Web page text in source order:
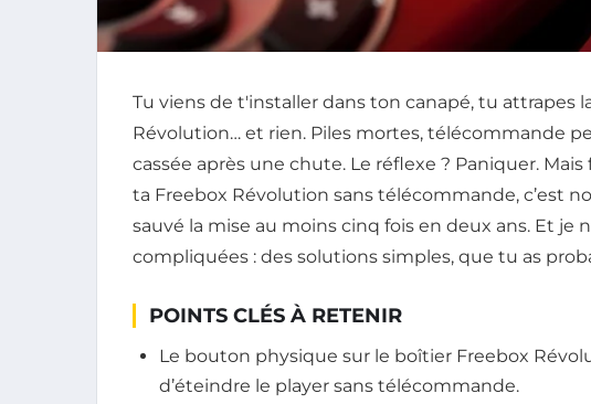
Tu viens de t'installer dans ton canapé, tu attrapes
Révolution… et rien. Piles mortes, télécommande
cassée après une chute. Le réflexe ? Paniquer.
ta Freebox Révolution sans télécommande, c’est
sauvé la mise au moins cinq fois en deux ans. Et je
compliquées : des solutions simples, que tu as
POINTS CLÉS À RETENIR
Le bouton physique sur le boîtier Freebox
d’éteindre le player sans télécommande.